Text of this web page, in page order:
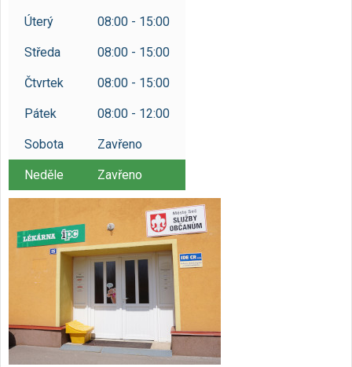
Úterý 08:00 - 15:00
Středa 08:00 - 15:00
Čtvrtek 08:00 - 15:00
Pátek 08:00 - 12:00
Sobota Zavřeno
Neděle Zavřeno